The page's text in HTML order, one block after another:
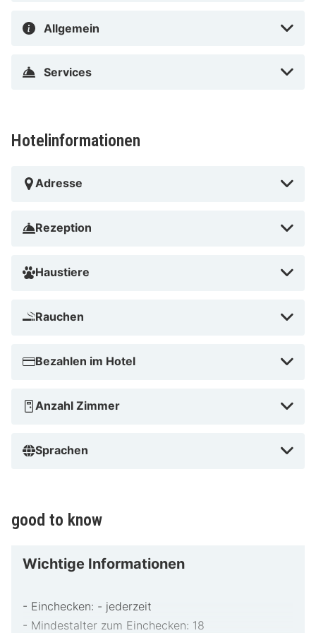
Allgemein
Services
Hotelinformationen
Adresse
Rezeption
Haustiere
Rauchen
Bezahlen im Hotel
Anzahl Zimmer
Sprachen
good to know
Wichtige Informationen
- Einchecken: - jederzeit
- Mindestalter zum Einchecken: 18